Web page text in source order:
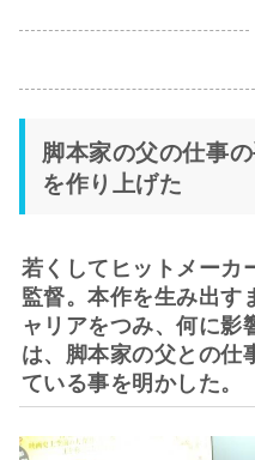
脚本家の父の仕事
を作り上げた
若くしてヒットメーカ
監督。本作を生み出す
ャリアをつみ、何に影
は、脚本家の父との仕
ている事を明かした。